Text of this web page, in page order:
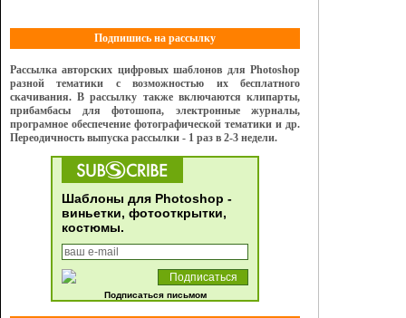
Подпишись на рассылку
Рассылка авторских цифровых шаблонов для Photoshop
разной тематики с возможностью их бесплатного
скачивания. В рассылку также включаются клипарты,
прибамбасы для фотошопа, электронные журналы,
програмное обеспечение фотографической тематики и др.
Переодичность выпуска рассылки - 1 раз в 2-3 недели.
Шаблоны для Photoshop -
виньетки, фотооткрытки,
костюмы.
Подписаться письмом